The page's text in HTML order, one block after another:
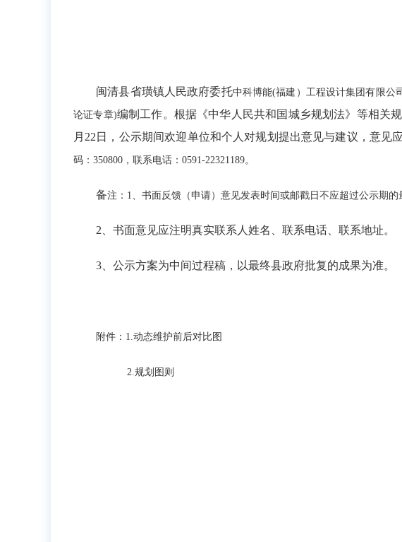
闽清县省璜镇人民政府委托中科博能(福建）工程设计集团有限公
论证专章)编制工作。根据《中华人民共和国城乡规划法》等相关
月22日，公示期间欢迎单位和个人对规划提出意见与建议，意见
码：350800，联系电话：0591-22321189。
备注： 1、书面反馈（申请）意见发表时间或邮戳日不应超过公示期的
2、 书面意见应注明真实联系人姓名、联系电话、联系地址。
3、 公示方案为中间过程稿，以最终县政府批复的成果为准。
附件： 1.动态维护前后对比图
2.规划图则